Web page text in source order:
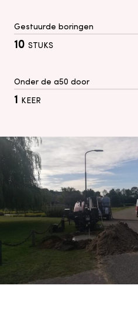
Gestuurde boringen
10 STUKS
Onder de a50 door
1 KEER